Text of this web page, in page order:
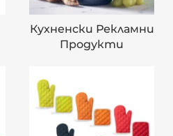
Кухненски Рекламни
Продукти